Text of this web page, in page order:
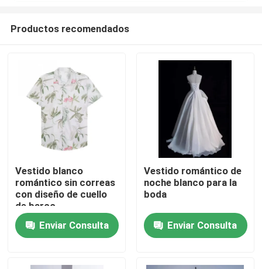
Hogar
Productos
Vídeos
Productos recomendados
Vestido blanco
romántico sin correas
con diseño de cuello
de barco
Enviar Consulta
Vestido romántico de
noche blanco para la
boda
Enviar Consulta